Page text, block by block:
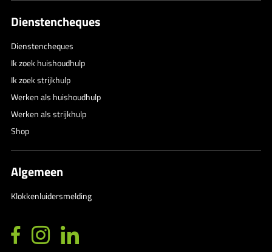
Dienstencheques
Dienstencheques
Ik zoek huishoudhulp
Ik zoek strijkhulp
Werken als huishoudhulp
Werken als strijkhulp
Shop
Algemeen
Klokkenluidersmelding